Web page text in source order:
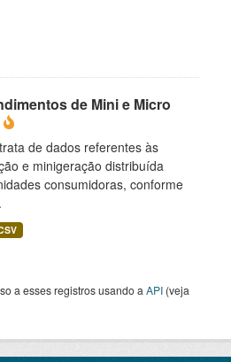
de Mini e Micro
de dados referentes às
e minigeração distribuída
consumidoras, conforme
a esses registros usando a API (veja